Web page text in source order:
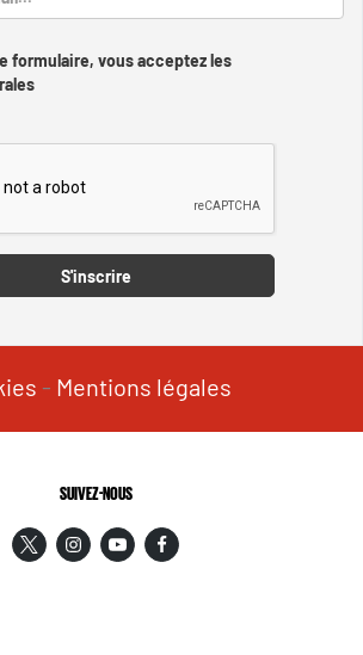
formulaire, vous acceptez les
S'inscrire
- Mentions légales
SUIVEZ-NOUS